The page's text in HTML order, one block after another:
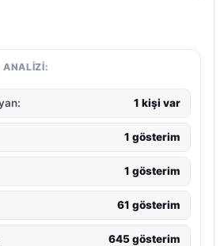
ANALIZI:
1 kişi var
1 gösterim
1 gösterim
61 gösterim
645 gösterim